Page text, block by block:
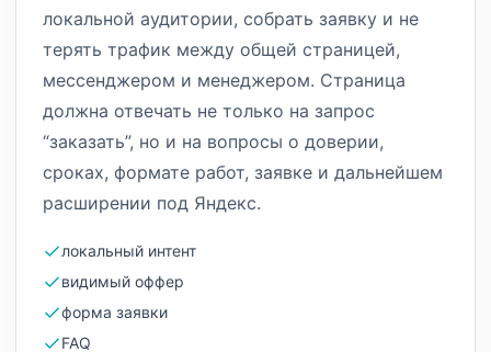
локальной аудитории, собрать заявку и не
терять трафик между общей страницей,
мессенджером и менеджером. Страница
должна отвечать не только на запрос
“заказать”, но и на вопросы о доверии,
сроках, формате работ, заявке и дальнейшем
расширении под Яндекс.
локальный интент
видимый оффер
форма заявки
FAQ